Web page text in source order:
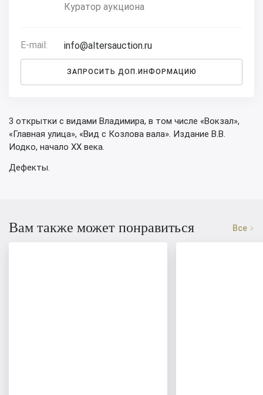
Куратор аукциона
E-mail: info@altersauction.ru
ЗАПРОСИТЬ ДОП.ИНФОРМАЦИЮ
3 открытки с видами Владимира, в том числе «Вокзал»,
«Главная улица», «Вид с Козлова вала». Издание В.В.
Иодко, начало XX века.
Дефекты.
Вам также может понравиться Все